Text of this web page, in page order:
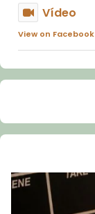
Vídeo
View on Facebook
La
dos mesos,
Recupera
tican